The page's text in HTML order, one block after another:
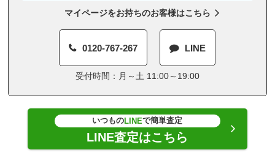
マイページをお持ちのお客様はこちら
0120-767-267 LINE
受付時間：月～土 11:00～19:00
いつものLINEで簡単査定
LINE査定はこちら